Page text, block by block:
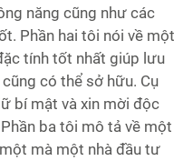
năng cũng như các
Phần hai tôi nói về một
tính tốt nhất giúp lưu
có thể sở hữu. Cụ
bí mật và xin mời độc
ba tôi mô tả về một
mà một nhà đầu tư